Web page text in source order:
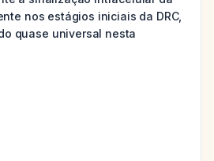
nos estágios iniciais da DRC,
quase universal nesta